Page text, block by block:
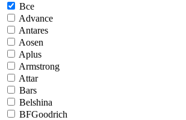
Все
Advance
Antares
Aosen
Aplus
Armstrong
Attar
Bars
Belshina
BFGoodrich